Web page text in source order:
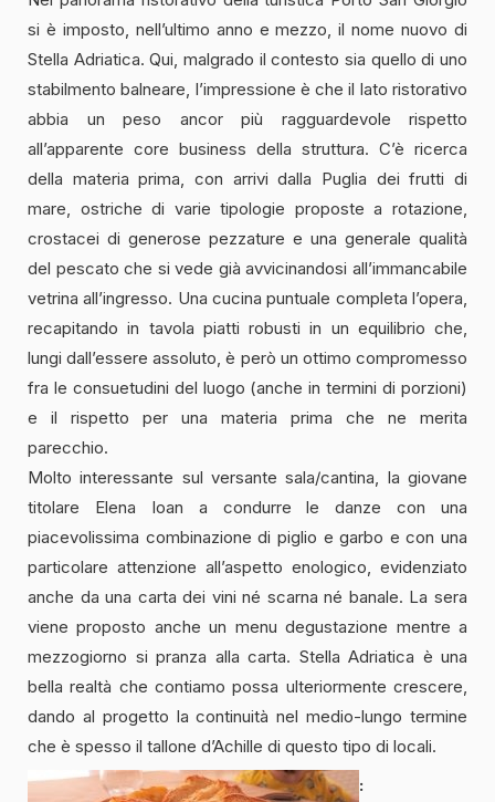
si è imposto, nell’ultimo anno e mezzo, il nome nuovo di
Stella Adriatica. Qui, malgrado il contesto sia quello di uno
stabilmento balneare, l’impressione è che il lato ristorativo
abbia un peso ancor più ragguardevole rispetto
all’apparente core business della struttura. C’è ricerca
della materia prima, con arrivi dalla Puglia dei frutti di
mare, ostriche di varie tipologie proposte a rotazione,
crostacei di generose pezzature e una generale qualità
del pescato che si vede già avvicinandosi all’immancabile
vetrina all’ingresso. Una cucina puntuale completa l’opera,
recapitando in tavola piatti robusti in un equilibrio che,
lungi dall’essere assoluto, è però un ottimo compromesso
fra le consuetudini del luogo (anche in termini di porzioni)
e il rispetto per una materia prima che ne merita
parecchio.
Molto interessante sul versante sala/cantina, la giovane
titolare Elena Ioan a condurre le danze con una
piacevolissima combinazione di piglio e garbo e con una
particolare attenzione all’aspetto enologico, evidenziato
anche da una carta dei vini né scarna né banale. La sera
viene proposto anche un menu degustazione mentre a
mezzogiorno si pranza alla carta. Stella Adriatica è una
bella realtà che contiamo possa ulteriormente crescere,
dando al progetto la continuità nel medio-lungo termine
che è spesso il tallone d’Achille di questo tipo di locali.